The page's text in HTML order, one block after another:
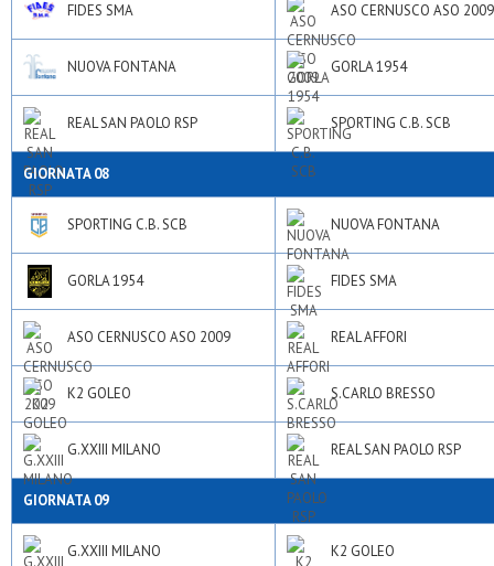
FIDES SMA ASO CERNUSCO ASO 2009
NUOVA FONTANA GORLA 1954
REAL SAN PAOLO RSP SPORTING C.B. SCB
GIORNATA 08
SPORTING C.B. SCB NUOVA FONTANA
GORLA 1954 FIDES SMA
ASO CERNUSCO ASO 2009 REAL AFFORI
K2 GOLEO S.CARLO BRESSO
G.XXIII MILANO REAL SAN PAOLO RSP
GIORNATA 09
G.XXIII MILANO K2 GOLEO